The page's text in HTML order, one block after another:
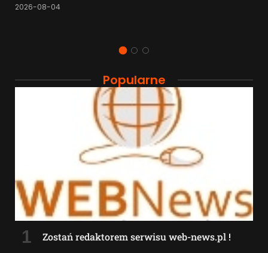
2026-08-04
Popularne
Zostań redaktorem serwisu web-news.pl !